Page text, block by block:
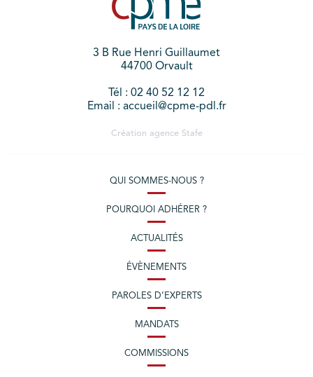
3 B Rue Henri Guillaumet
44700 Orvault
Tél : 02 40 52 12 12
Email : accueil@cpme-pdl.fr
Création agence Stafe
QUI SOMMES-NOUS ?
POURQUOI ADHÉRER ?
ACTUALITÉS
ÉVÈNEMENTS
PAROLES D’EXPERTS
MANDATS
COMMISSIONS